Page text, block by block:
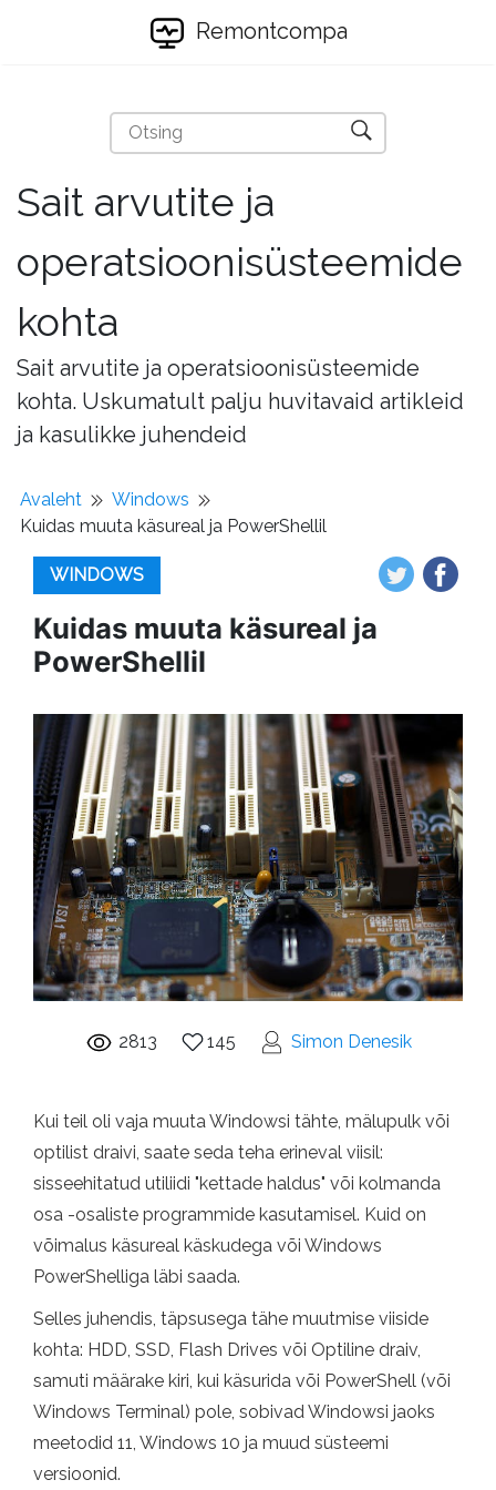
Remontcompa
Sait arvutite ja
operatsioonisüsteemide
kohta
Sait arvutite ja operatsioonisüsteemide
kohta. Uskumatult palju huvitavaid artikleid
ja kasulikke juhendeid
Avaleht
Windows
Kuidas muuta käsureal ja PowerShellil
WINDOWS
Kuidas muuta käsureal ja
PowerShellil
2813 145 Simon Denesik
Kui teil oli vaja muuta Windowsi tähte, mälupulk või
optilist draivi, saate seda teha erineval viisil:
sisseehitatud utiliidi "kettade haldus" või kolmanda
osa -osaliste programmide kasutamisel. Kuid on
võimalus käsureal käskudega või Windows
PowerShelliga läbi saada.
Selles juhendis, täpsusega tähe muutmise viiside
kohta: HDD, SSD, Flash Drives või Optiline draiv,
samuti määrake kiri, kui käsurida või PowerShell (või
Windows Terminal) pole, sobivad Windowsi jaoks
meetodid 11, Windows 10 ja muud süsteemi
versioonid.